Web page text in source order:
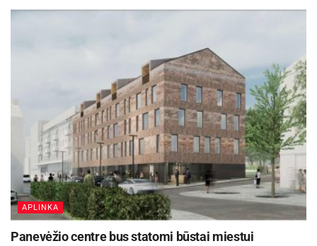
APLINKA
Panevėžio centre bus statomi būstai miestui